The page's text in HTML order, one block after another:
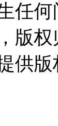
任
版
供